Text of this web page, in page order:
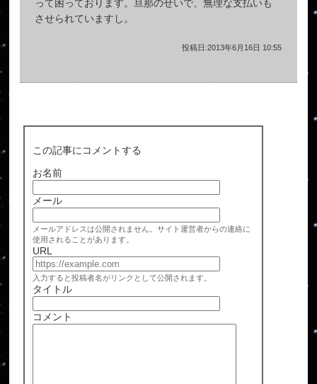
って困っております。旦那のせいで、無理な支払いも
させられていますし。
投稿日:2013年6月16日 10:55
この記事にコメントする
お名前
メール
メールアドレスは公開されません。サイト運営者からの連絡に
使用されることがあります。
URL
入力すると投稿者名がリンクとして公開されます。
タイトル
コメント